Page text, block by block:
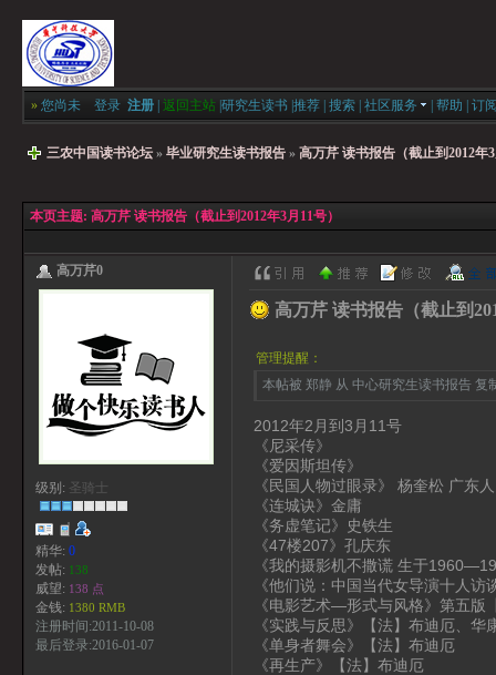
» 您尚未 登录 注册 返回主站 研究生读书 推荐 搜索 社区服务 帮助 订
三农中国读书论坛 » 毕业研究生读书报告 » 高万芹 读书报告（截止到2012年
本页主题: 高万芹 读书报告（截止到2012年3月11号）
高万芹0
级别: 圣骑士
精华: 0
发帖: 138
威望: 138 点
金钱: 1380 RMB
注册时间:2011-10-08
最后登录:2016-01-07
高万芹 读书报告（截止到
管理提醒：
本帖被 郑静 从 中心研究生读书报告 复
2012年2月到3月11号
《尼采传》
《爱因斯坦传》
《民国人物过眼录》 杨奎松 广东
《连城诀》金庸
《务虚笔记》史铁生
《47楼207》孔庆东
《我的摄影机不撒谎 生于
《他们说：中国当代女导演十人访
《电影艺术—形式与风格》第五版
《实践与反思》【法】布迪厄、华
《单身者舞会》【法】布迪厄
《再生产》【法】布迪厄